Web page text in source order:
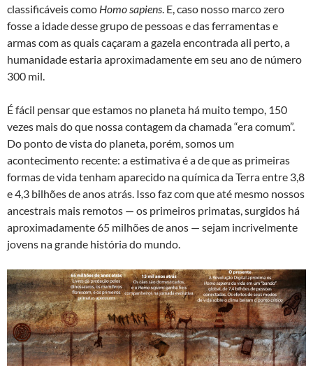
classificáveis como Homo sapiens. E, caso nosso marco zero
fosse a idade desse grupo de pessoas e das ferramentas e
armas com as quais caçaram a gazela encontrada ali perto, a
humanidade estaria aproximadamente em seu ano de número
300 mil.
É fácil pensar que estamos no planeta há muito tempo, 150
vezes mais do que nossa contagem da chamada “era comum”.
Do ponto de vista do planeta, porém, somos um
acontecimento recente: a estimativa é a de que as primeiras
formas de vida tenham aparecido na química da Terra entre 3,8
e 4,3 bilhões de anos atrás. Isso faz com que até mesmo nossos
ancestrais mais remotos — os primeiros primatas, surgidos há
aproximadamente 65 milhões de anos — sejam incrivelmente
jovens na grande história do mundo.